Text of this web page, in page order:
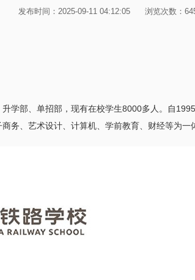
发布时间：2025-09-11 04:12:05 浏览次数：
学部、单招部，现有在校学生8000多人。自
务、艺术设计、计算机、学前教育、财经等为一